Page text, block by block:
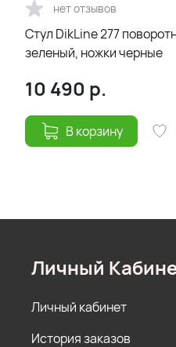
нет отзывов
Стул DikLine 277
зеленый, ножки черные
10 490 р.
В корзину
Личный
Личный кабинет
История заказов